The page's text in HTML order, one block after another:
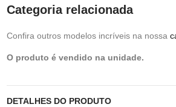
Categoria relacionada
Confira outros modelos incríveis na nossa
O produto é vendido na unidade.
DETALHES DO PRODUTO